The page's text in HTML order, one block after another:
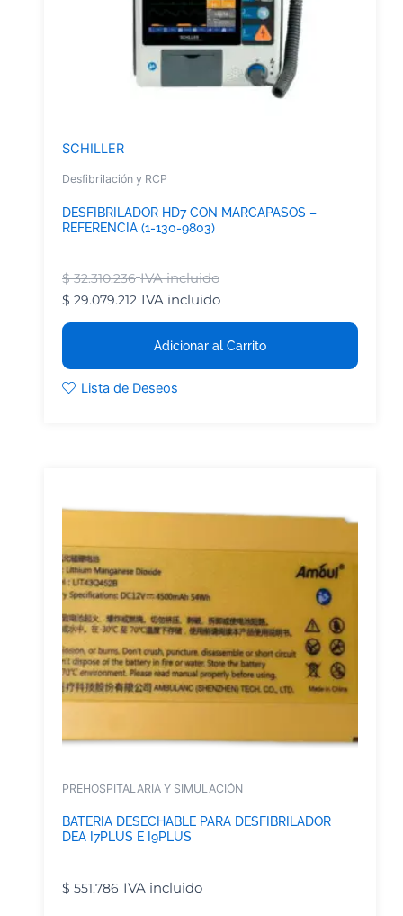
SCHILLER
Desfibrilación y RCP
DESFIBRILADOR HD7 CON MARCAPASOS –
REFERENCIA (1-130-9803)
$32.310.236 IVA incluido
$ 29.079.212 IVA incluido
Adicionar al Carrito
Lista de Deseos
PREHOSPITALARIA Y SIMULACIÓN
BATERIA DESECHABLE PARA DESFIBRILADOR
DEA I7PLUS E I9PLUS
$ 551.786 IVA incluido